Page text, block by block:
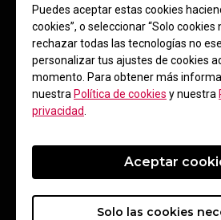
Puedes aceptar estas cookies
cookies”, o seleccionar “Solo cookies
rechazar todas las tecnologías no
personalizar tus ajustes de cookies
momento. Para obtener más
nuestra Política de cookies y nuestra
privacidad
Solo las cookies
Aceptar
Monitor y
accesorios